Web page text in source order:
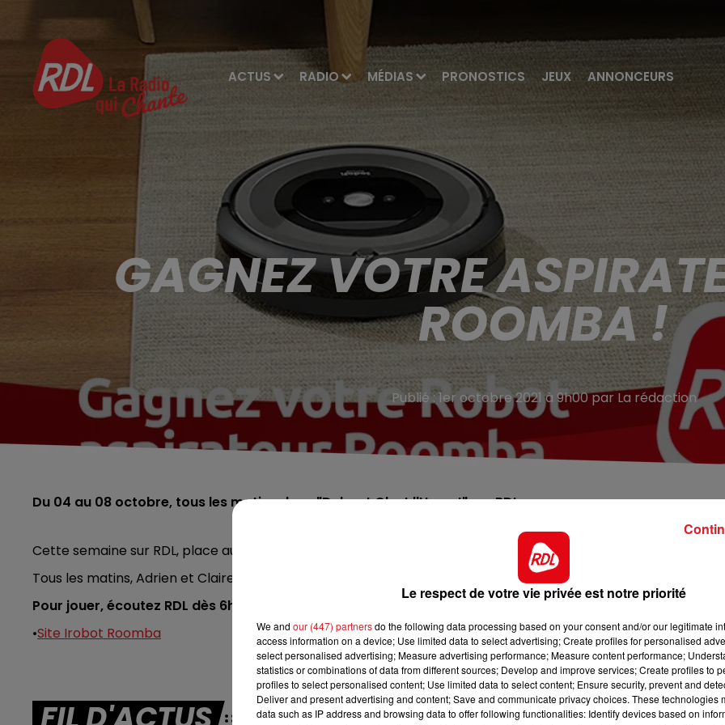
ACTUS RADIO MÉDIAS PRONOSTICS JEUX ANNONCEURS
GAGNEZ VOTRE
ROOMBA !
Publié : 1er octobre 2021 à 9h00 par La rédaction
Du 04 au 08 octobre, tous les matins dans "Debout C'est l'Heure!" sur RDL
Cette semaine sur RDL, place au grand ménage d'automne !
Tous les matins, Adrien et Claire vous offrent votre aspirateur robot ROOMBA pour nettoyer sans effort !
Pour jouer, écoutez RDL dès 6h et inscrivez-vous au 0892 12 8000
•Site Irobot Roomba
Le respect de votre vie privée est notre priorité
We and our (447) partnersdo the following data processing based on your consent and/or our legitimate
access information on a device; Use limited data to select advertising; Create profiles for personalised
select personalised advertising; Measure advertising performance; Measure content performance;
statistics or combinations of data from different sources; Develop and improve services; Create profiles to
profiles to select personalised content; Use limited data to select content; Ensure security, prevent and
Deliver and present advertising and content; Save and communicate privacy choices. These technologies
data such as IP address and browsing data to offer following functionalities: Identify devices based on